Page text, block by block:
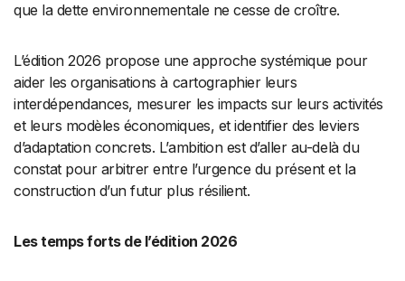
que la dette environnementale ne cesse de croître.
L’édition 2026 propose une approche systémique pour
aider les organisations à cartographier leurs
interdépendances, mesurer les impacts sur leurs activités
et leurs modèles économiques, et identifier des leviers
d’adaptation concrets. L’ambition est d’aller au-delà du
constat pour arbitrer entre l’urgence du présent et la
construction d’un futur plus résilient.
Les temps forts de l’édition 2026